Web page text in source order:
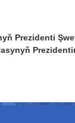
Prezidenti